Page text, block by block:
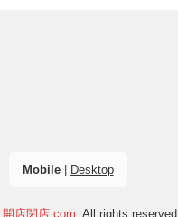
Mobile| Desktop
開店閉店.com . All rights reserved.